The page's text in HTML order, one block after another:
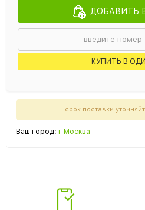
ДОБАВИТЬ
КУПИТЬ В
срок поставки
Ваш город: г Москва